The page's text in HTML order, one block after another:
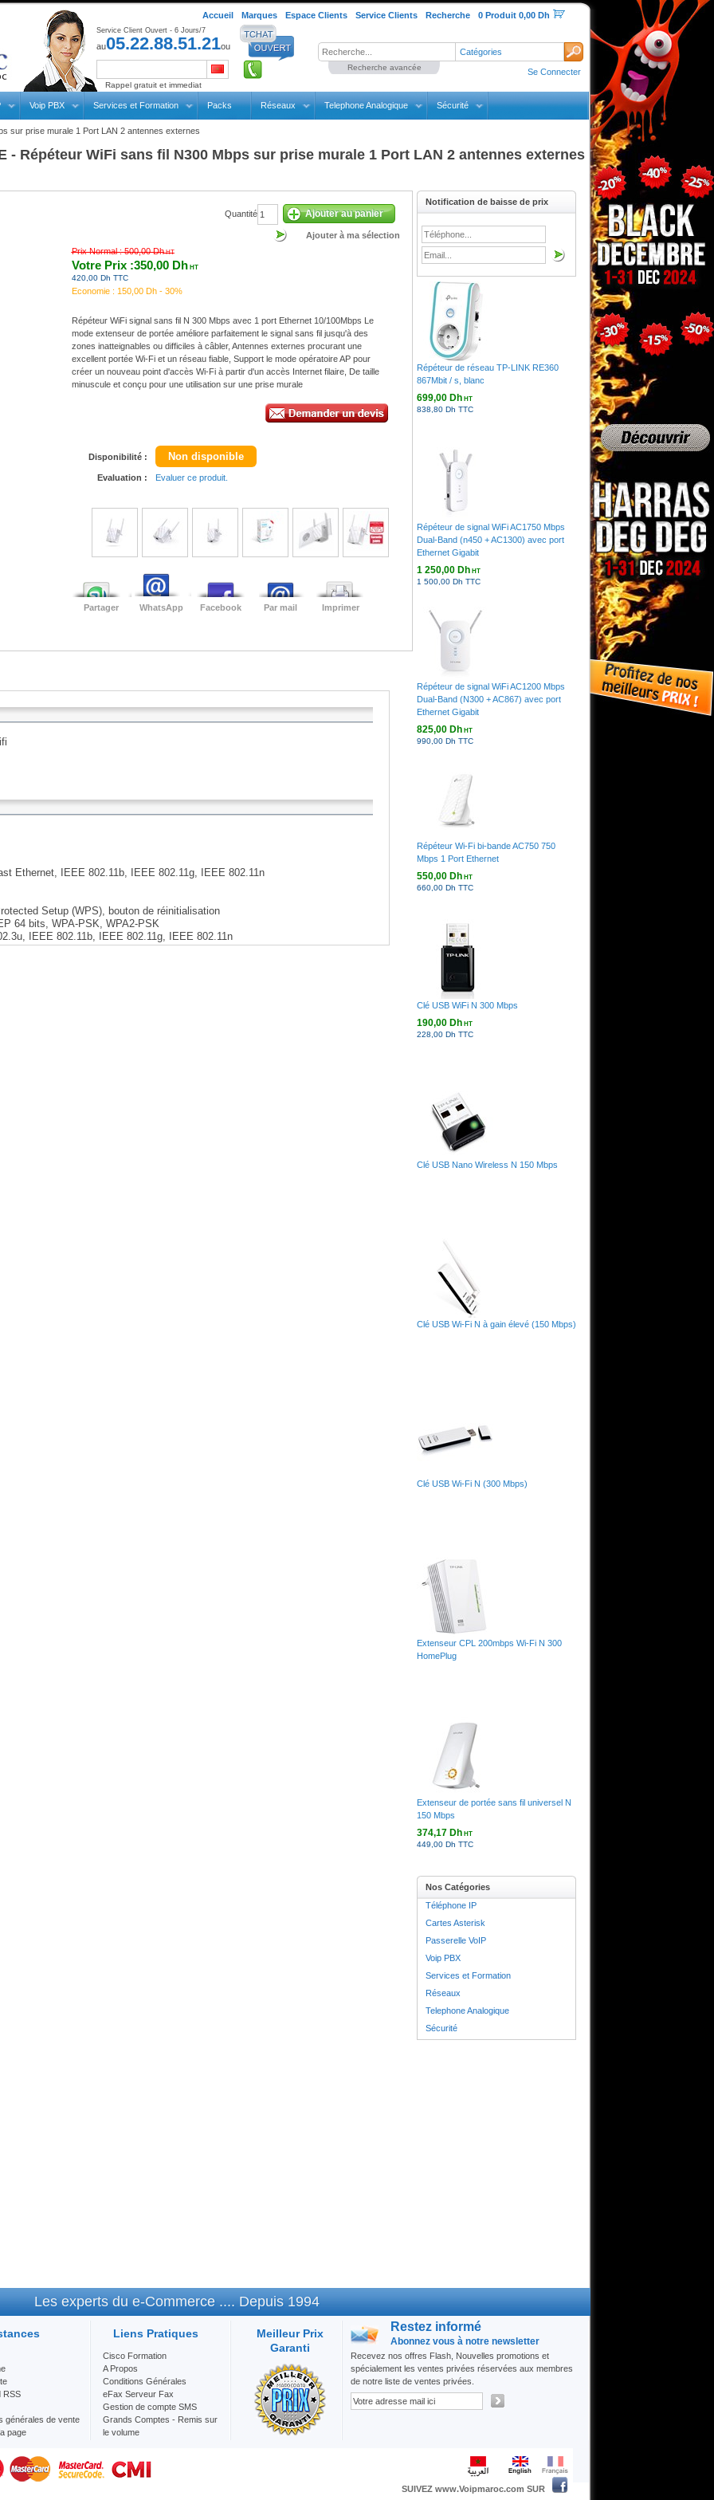
Accueil Marques Espace Clients Service Clients Recherche 0 Produit 0,00 Dh
Catégories
Recherche avancée
Service Client Ouvert - 6 Jours/7
au05.22.88.51.21ou
Rappel gratuit et immediat
Se Connecter
Voip PBX Services et Formation Packs Réseaux Telephone Analogique Sécurité
sur prise murale 1 Port LAN 2 antennes externes
- Répéteur WiFi sans fil N300 Mbps sur prise murale 1 Port LAN 2 antennes externes
Quantité Ajouter au panier
Ajouter à ma sélection
Prix Normal :500,00 DhHT
Votre Prix :350,00 Dh HT
420,00 Dh TTC
Economie : 150,00 Dh - 30%
Répéteur WiFi signal sans fil N 300 Mbps avec 1 port Ethernet 10/100Mbps Le
mode extenseur de portée améliore parfaitement le signal sans fil jusqu'à des
zones inatteignables ou difficiles à câbler, Antennes externes procurant une
excellent portée Wi-Fi et un réseau fiable, Support le mode opératoire AP pour
créer un nouveau point d'accès Wi-Fi à partir d'un accès Internet filaire, De taille
minuscule et conçu pour une utilisation sur une prise murale
Disponibilité : Non disponible
Evaluation : Evaluer ce produit.
Partager WhatsApp Facebook Par mail Imprimer
Ethernet, IEEE 802.11b, IEEE 802.11g, IEEE 802.11n
Setup (WPS), bouton de réinitialisation
64 bits, WPA-PSK, WPA2-PSK
IEEE 802.11b, IEEE 802.11g, IEEE 802.11n
Notification de baisse de prix
Répéteur de réseau TP-LINK RE360
867Mbit / s, blanc
699,00 DhHT
838,80 Dh TTC
Répéteur de signal WiFi AC1750 Mbps
Dual-Band (n450 + AC1300) avec port
Ethernet Gigabit
1 250,00 DhHT
1 500,00 Dh TTC
Répéteur de signal WiFi AC1200 Mbps
Dual-Band (N300 + AC867) avec port
Ethernet Gigabit
825,00 DhHT
990,00 Dh TTC
Répéteur Wi-Fi bi-bande AC750 750
Mbps 1 Port Ethernet
550,00 DhHT
660,00 Dh TTC
Clé USB WiFi N 300 Mbps
190,00 DhHT
228,00 Dh TTC
Clé USB Nano Wireless N 150 Mbps
Clé USB Wi-Fi N à gain élevé (150 Mbps)
Clé USB Wi-Fi N (300 Mbps)
Extenseur CPL 200mbps Wi-Fi N 300
HomePlug
Extenseur de portée sans fil universel N
150 Mbps
374,17 DhHT
449,00 Dh TTC
Nos Catégories
Téléphone IP
Cartes Asterisk
Passerelle VoIP
Voip PBX
Services et Formation
Réseaux
Telephone Analogique
Sécurité
Les experts du e-Commerce .... Depuis 1994
RSS
générales de vente
page
Liens Pratiques
Cisco Formation
A Propos
Conditions Générales
eFax Serveur Fax
Gestion de compte SMS
Grands Comptes - Remis sur
le volume
Question/Réponse
Meilleur Prix
Garanti
Restez informé
Abonnez vous à notre newsletter
Recevez nos offres Flash, Nouvelles promotions et
spécialement les ventes privées réservées aux membres
de notre liste de ventes privées.
SUIVEZ www.Voipmaroc.com SUR